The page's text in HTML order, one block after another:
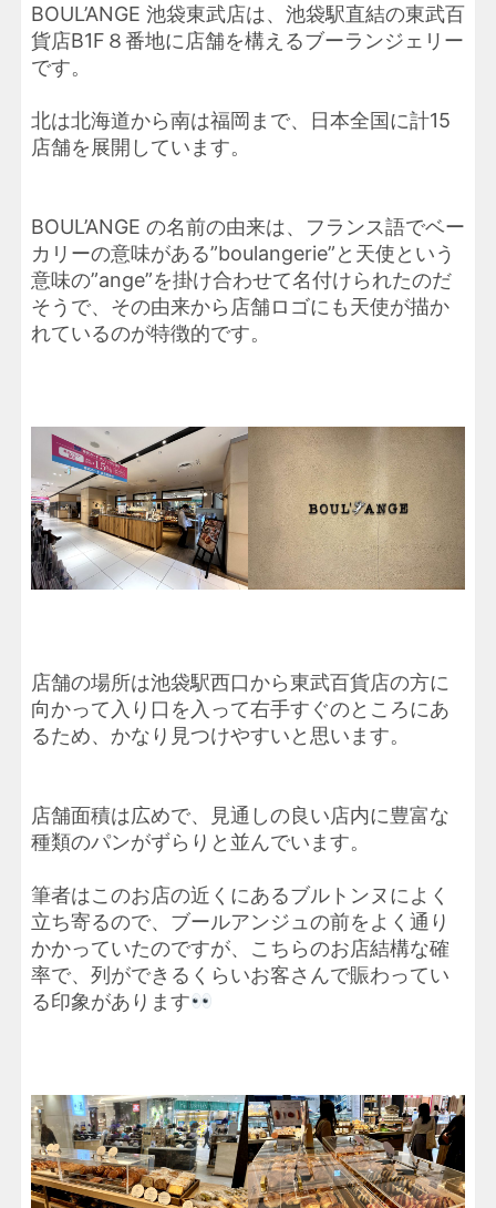
BOUL’ANGE 池袋東武店は、池袋駅直結の東武百
貨店B1F８番地に店舗を構えるブーランジェリー
です。
北は北海道から南は福岡まで、日本全国に計15
店舗を展開しています。
BOUL’ANGE の名前の由来は、フランス語でベー
カリーの意味がある”boulangerie”と天使という
意味の”ange”を掛け合わせて名付けられたのだ
そうで、その由来から店舗ロゴにも天使が描か
れているのが特徴的です。
店舗の場所は池袋駅西口から東武百貨店の方に
向かって入り口を入って右手すぐのところにあ
るため、かなり見つけやすいと思います。
店舗面積は広めで、見通しの良い店内に豊富な
種類のパンがずらりと並んでいます。
筆者はこのお店の近くにあるブルトンヌによく
立ち寄るので、ブールアンジュの前をよく通り
かかっていたのですが、こちらのお店結構な確
率で、列ができるくらいお客さんで賑わってい
る印象があります